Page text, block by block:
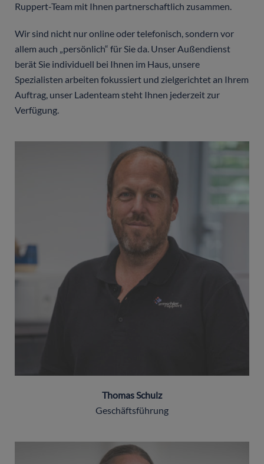
Ruppert-Team mit Ihnen partnerschaftlich zusammen.
Wir sind nicht nur online oder telefonisch, sondern vor
allem auch „persönlich“ für Sie da. Unser Außendienst
berät Sie individuell bei Ihnen im Haus, unsere
Spezialisten arbeiten fokussiert und zielgerichtet an Ihrem
Auftrag, unser Ladenteam steht Ihnen jederzeit zur
Verfügung.
Thomas Schulz
Geschäftsführung